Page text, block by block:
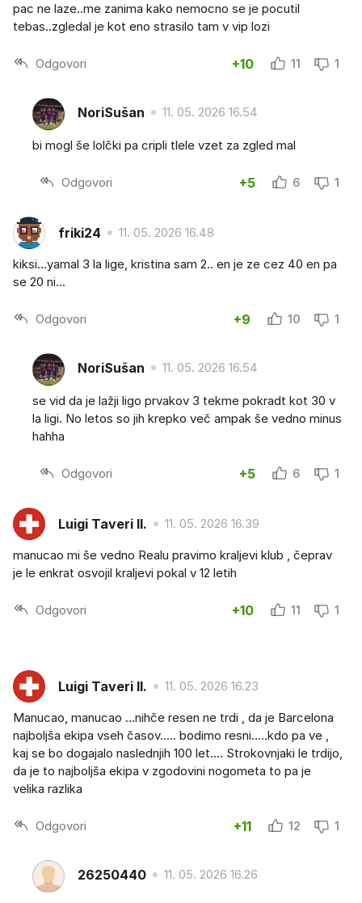
pac ne laze..me zanima kako nemocno se je pocutil
tebas..zgledal je kot eno strasilo tam v vip lozi
Odgovori +10 11 1
NoriSušan 11. 05. 2026 16.54
bi mogl še lolčki pa cripli tlele vzet za zgled mal
Odgovori +5 6 1
friki24 11. 05. 2026 16.48
kiksi…yamal 3 la lige, kristina sam 2.. en je ze cez 40 en pa
se 20 ni…
Odgovori +9 10 1
NoriSušan 11. 05. 2026 16.54
se vid da je lažji ligo prvakov 3 tekme pokradt kot 30 v
la ligi. No letos so jih krepko več ampak še vedno minus
hahha
Odgovori +5 6 1
Luigi Taveri II. 11. 05. 2026 16.39
manucao mi še vedno Realu pravimo kraljevi klub , čeprav
je le enkrat osvojil kraljevi pokal v 12 letih
Odgovori +10 11 1
Luigi Taveri II. 11. 05. 2026 16.23
Manucao, manucao ...nihče resen ne trdi , da je Barcelona
najboljša ekipa vseh časov..... bodimo resni.....kdo pa ve ,
kaj se bo dogajalo naslednjih 100 let.... Strokovnjaki le trdijo,
da je to najboljša ekipa v zgodovini nogometa to pa je
velika razlika
Odgovori +11 12 1
26250440 11. 05. 2026 16.26